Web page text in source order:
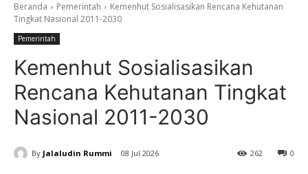
Beranda Pemerintah
Kemenhut Sosialisasikan Rencana Kehutanan
Tingkat Nasional 2011-2030
Pemerintah
Kemenhut Sosialisasikan
Rencana Kehutanan Tingkat
Nasional 2011-2030
By Jalaludin Rummi 08 Jul 2026 0
262